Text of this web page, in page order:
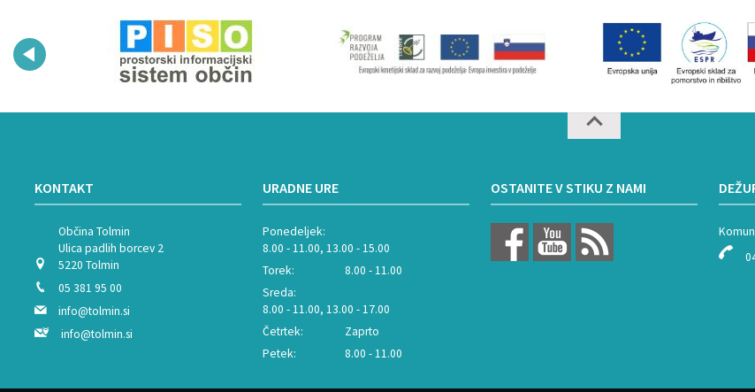
KONTAKT
Občina Tolmin
Ulica padlih borcev 2
5220 Tolmin
05 381 95 00
info@tolmin.si
info@tolmin.si
URADNE URE
Ponedeljek:
8.00 - 11.00, 13.00 - 15.00
Torek:
8.00 - 11.00
Sreda:
8.00 - 11.00, 13.00 - 17.00
Četrtek:
Zaprto
Petek:
8.00 - 11.00
OSTANITE V STIKU Z NAMI